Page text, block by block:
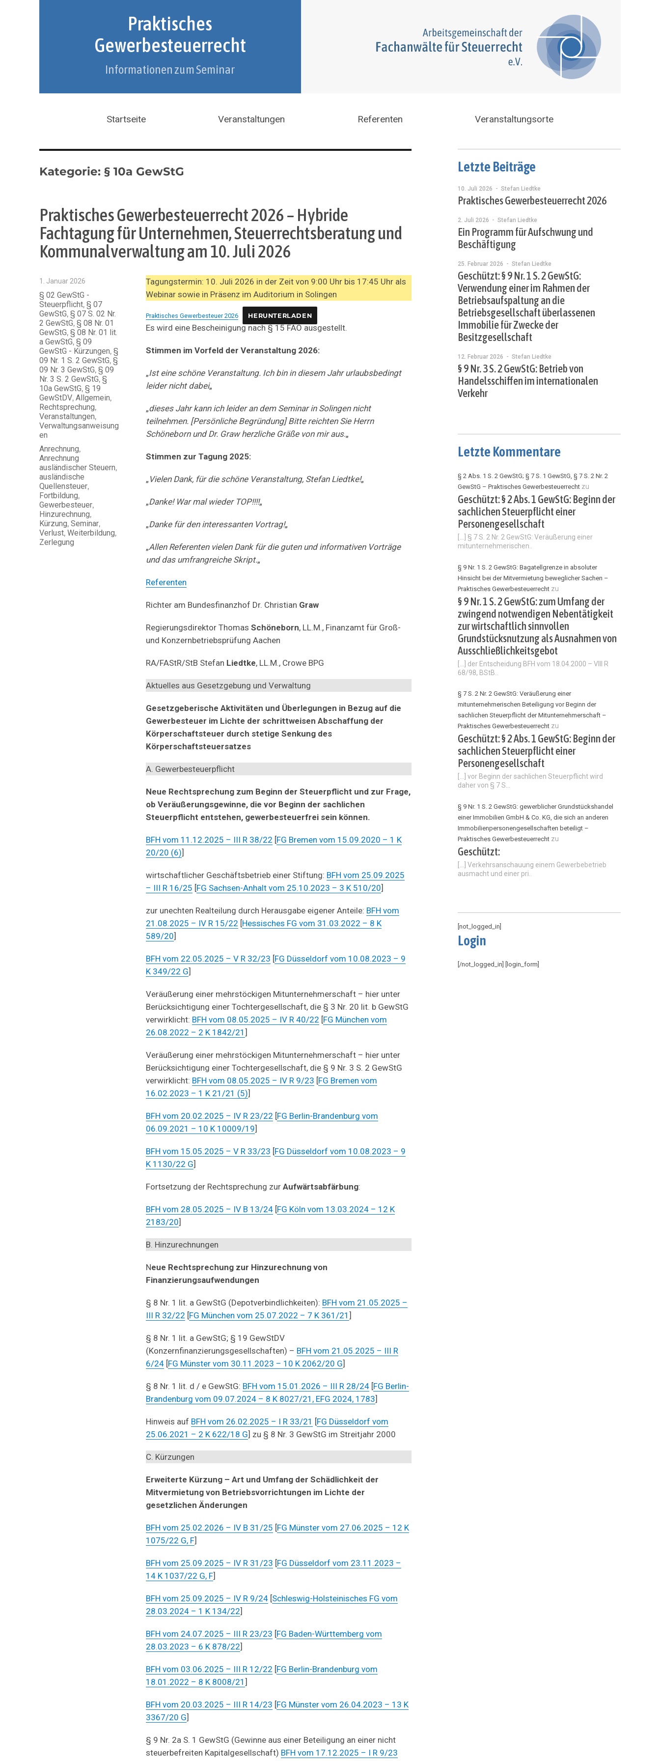
Praktisches
Gewerbesteuerrecht
Informationen zum Seminar
Startseite Veranstaltungen Referenten Veranstaltungsorte
Kategorie:§ 10a GewStG
Praktisches Gewerbesteuerrecht 2026 – Hybride
Fachtagung für Unternehmen, Steuerrechtsberatung und
Kommunalverwaltung am 10. Juli 2026
Tagungstermin: 10. Juli 2026 in der Zeit von 9:00 Uhr bis 17:45 Uhr als
Webinar sowie in Präsenz im Auditorium in Solingen
Praktisches Gewerbesteuer 2026 HERUNTERLADEN
Es wird eine Bescheinigung nach § 15 FAO ausgestellt.
Stimmen im Vorfeld der Veranstaltung 2026:
„Ist eine schöne Veranstaltung. Ich bin in diesem Jahr urlaubsbedingt
leider nicht dabei„
„dieses Jahr kann ich leider an dem Seminar in Solingen nicht
teilnehmen. [Persönliche Begründung] Bitte reichten Sie Herrn
Schöneborn und Dr. Graw herzliche Gräße von mir aus.„
Stimmen zur Tagung 2025:
„ Vielen Dank, für die schöne Veranstaltung, Stefan Liedtke!„
„Danke! War mal wieder TOP!!!!„
„Danke für den interessanten Vortrag!„
„Allen Referenten vielen Dank für die guten und informativen Vorträge
und das umfrangreiche Skript.„
Referenten
Richter am Bundesfinanzhof Dr. Christian Graw
Regierungsdirektor Thomas Schöneborn, LL.M., Finanzamt für Groß-
und Konzernbetriebsprüfung Aachen
RA/FAStR/StB Stefan Liedtke, LL.M., Crowe BPG
Aktuelles aus Gesetzgebung und Verwaltung
Gesetzgeberische Aktivitäten und Überlegungen in Bezug auf die
Gewerbesteuer im Lichte der schrittweisen Abschaffung der
Körperschaftsteuer durch stetige Senkung des
Körperschaftsteuersatzes
A. Gewerbesteuerpflicht
Neue Rechtsprechung zum Beginn der Steuerpflicht und zur Frage,
ob Veräußerungsgewinne, die vor Beginn der sachlichen
Steuerpflicht entstehen, gewerbesteuerfrei sein können.
BFH vom 11.12.2025 – III R 38/22 [FG Bremen vom 15.09.2020 – 1 K
20/20 (6)]
wirtschaftlicher Geschäftsbetrieb einer Stiftung: BFH vom 25.09.2025
– III R 16/25 [FG Sachsen-Anhalt vom 25.10.2023 – 3 K 510/20]
zur unechten Realteilung durch Herausgabe eigener Anteile: BFH vom
21.08.2025 – IV R 15/22 [Hessisches FG vom 31.03.2022 – 8 K
589/20]
BFH vom 22.05.2025 – V R 32/23 [FG Düsseldorf vom 10.08.2023 – 9
K 349/22 G]
Veräußerung einer mehrstöckigen Mitunternehmerschaft – hier unter
Berücksichtigung einer Tochtergesellschaft, die § 3 Nr. 20 lit. b GewStG
verwirklicht: BFH vom 08.05.2025 – IV R 40/22 [FG München vom
26.08.2022 – 2 K 1842/21 ]
Veräußerung einer mehrstöckigen Mitunternehmerschaft – hier unter
Berücksichtigung einer Tochtergesellschaft, die § 9 Nr. 3 S. 2 GewStG
verwirklicht: BFH vom 08.05.2025 – IV R 9/23 [FG Bremen vom
16.02.2023 – 1 K 21/21 (5)]
BFH vom 20.02.2025 – IV R 23/22 [FG Berlin-Brandenburg vom
06.09.2021 – 10 K 10009/19]
BFH vom 15.05.2025 – V R 33/23 [FG Düsseldorf vom 10.08.2023 – 9
K 1130/22 G]
Fortsetzung der Rechtsprechung zur Aufwärtsabfärbung:
BFH vom 28.05.2025 – IV B 13/24[FG Köln vom 13.03.2024 – 12 K
2183/20]
B. Hinzurechnungen
Neue Rechtsprechung zur Hinzurechnung von
Finanzierungsaufwendungen
§ 8 Nr. 1 lit. a GewStG (Depotverbindlichkeiten): BFH vom 21.05.2025 –
III R 32/22 [FG München vom 25.07.2022 – 7 K 361/21 ]
§ 8 Nr. 1 lit. a GewStG; § 19 GewStDV
(Konzernfinanzierungsgesellschaften) – BFH vom 21.05.2025 – III R
6/24[FG Münster vom 30.11.2023 – 10 K 2062/20 G]
§ 8 Nr. 1 lit. d / e GewStG: BFH vom 15.01.2026 – III R 28/24[FG Berlin-
Brandenburg vom 09.07.2024 – 8 K 8027/21, EFG 2024, 1783]
Hinweis auf BFH vom 26.02.2025 – I R 33/21 [FG Düsseldorf vom
25.06.2021 – 2 K 622/18 G] zu § 8 Nr. 3 GewStG im Streitjahr 2000
C. Kürzungen
Erweiterte Kürzung – Art und Umfang der Schädlichkeit der
Mitvermietung von Betriebsvorrichtungen im Lichte der
gesetzlichen Änderungen
BFH vom 25.02.2026 – IV B 31/25 [FG Münster vom 27.06.2025 – 12 K
1075/22 G, F]
BFH vom 25.09.2025 – IV R 31/23 [FG Düsseldorf vom 23.11.2023 –
14 K 1037/22 G, F]
BFH vom 25.09.2025 – IV R 9/24[Schleswig-Holsteinisches FG vom
28.03.2024 – 1 K 134/22]
BFH vom 24.07.2025 – III R 23/23 [FG Baden-Württemberg vom
28.03.2023 – 6 K 878/22]
BFH vom 03.06.2025 – III R 12/22 [FG Berlin-Brandenburg vom
18.01.2022 – 8 K 8008/21 ]
BFH vom 20.03.2025 – III R 14/23 [FG Münster vom 26.04.2023 – 13 K
3367/20 G]
§ 9 Nr. 2a S. 1 GewStG (Gewinne aus einer Beteiligung an einer nicht
steuerbefreiten Kapitalgesellschaft) BFH vom 17.12.2025 – I R 9/23
Veröffentlicht
am
1. Januar 2026
Kategorien
§ 02 GewStG -
Steuerpflicht,§ 07
GewStG,§ 07 S. 02 Nr.
2 GewStG,§ 08 Nr. 01
GewStG,§ 08 Nr. 01 lit.
a GewStG,§ 09
GewStG - Kürzungen,§
09 Nr. 1 S. 2 GewStG,§
09 Nr. 3 GewStG,§ 09
Nr. 3 S. 2 GewStG,§
10a GewStG,§ 19
GewStDV,Allgemein,
Rechtsprechung,
Veranstaltungen,
Verwaltungsanweisung
en
Schlagwörter
Anrechnung,
Anrechnung
ausländischer Steuern,
ausländische
Quellensteuer,
Fortbildung,
Gewerbesteuer,
Hinzurechnung,
Kürzung,Seminar,
Verlust,Weiterbildung,
Zerlegung
Letzte Beiträge
10. Juli 2026 - Stefan Liedtke
Praktisches Gewerbesteuerrecht 2026
2. Juli 2026 - Stefan Liedtke
Ein Programm für Aufschwung und
Beschäftigung
25. Februar 2026 - Stefan Liedtke
Geschützt: § 9 Nr. 1 S. 2 GewStG:
Verwendung einer im Rahmen der
Betriebsaufspaltung an die
Betriebsgesellschaft überlassenen
Immobilie für Zwecke der
Besitzgesellschaft
12. Februar 2026 - Stefan Liedtke
§ 9 Nr. 3 S. 2 GewStG: Betrieb von
Handelsschiffen im internationalen
Verkehr
Letzte Kommentare
§ 2 Abs. 1 S. 2 GewStG; § 7 S. 1 GewStG, § 7 S. 2 Nr. 2
GewStG – Praktisches Gewerbesteuerrecht zu
Geschützt: § 2 Abs. 1 GewStG: Beginn der
sachlichen Steuerpflicht einer
Personengesellschaft
[…] § 7 S. 2 Nr. 2 GewStG: Veräußerung einer
mitunternehmerischen..
§ 9 Nr. 1 S. 2 GewStG: Bagatellgrenze in absoluter
Hinsicht bei der Mitvermietung beweglicher Sachen –
Praktisches Gewerbesteuerrecht zu
§ 9 Nr. 1 S. 2 GewStG: zum Umfang der
zwingend notwendigen Nebentätigkeit
zur wirtschaftlich sinnvollen
Grundstücksnutzung als Ausnahmen von
Ausschließlichkeitsgebot
[…] der Entscheidung BFH vom 18.04.2000 – VIII R
68/98, BStB..
§ 7 S. 2 Nr. 2 GewStG: Veräußerung einer
mitunternehmerischen Beteiligung vor Beginn der
sachlichen Steuerpflicht der Mitunternehmerschaft –
Praktisches Gewerbesteuerrecht zu
Geschützt: § 2 Abs. 1 GewStG: Beginn der
sachlichen Steuerpflicht einer
Personengesellschaft
[…] vor Beginn der sachlichen Steuerpflicht wird
daher von § 7 S...
§ 9 Nr. 1 S. 2 GewStG: gewerblicher Grundstückshandel
einer Immobilien GmbH & Co. KG, die sich an anderen
Immobilienpersonengesellschaften beteiligt –
Praktisches Gewerbesteuerrecht zu
Geschützt:
[…] Verkehrsanschauung einem Gewerbebetrieb
ausmacht und einer pri..
[not_logged_in]
Login
[/not_logged_in] [login_form]